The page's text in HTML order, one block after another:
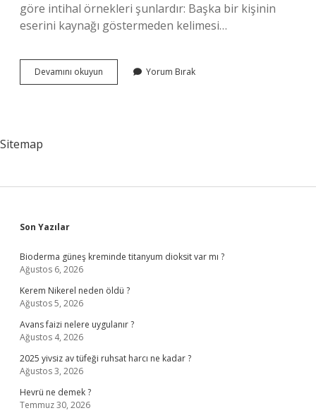
göre intihal örnekleri şunlardır: Başka bir kişinin
eserini kaynağı göstermeden kelimesi…
Devamını okuyun Aşırmacılık
Türleri
Yorum Bırak
Sitemap
Sidebar
Son Yazılar
Bioderma güneş kreminde titanyum dioksit var mı ?
Ağustos 6, 2026
Kerem Nikerel neden öldü ?
Ağustos 5, 2026
Avans faizi nelere uygulanır ?
Ağustos 4, 2026
2025 yivsiz av tüfeği ruhsat harcı ne kadar ?
Ağustos 3, 2026
Hevrü ne demek ?
Temmuz 30, 2026